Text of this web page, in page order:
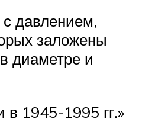
давлением,
заложены
диаметре и
в 1945-1995 гг.»